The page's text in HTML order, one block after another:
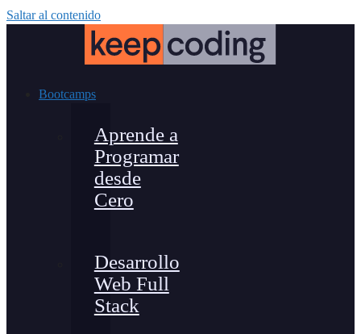
Saltar al contenido
Bootcamps
Aprende a
Programar
desde
Cero
Desarrollo
Web Full
Stack